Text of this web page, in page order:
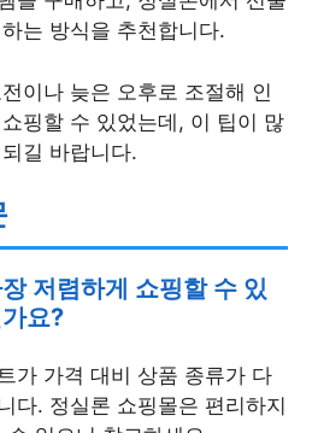
는 방식을 추천합니다.
핑할 수 있었는데, 이 팁이 많
길 바랍니다.
저렴하게 쇼핑할 수 있
요?
다. 정실론 쇼핑몰은 편리하지
수 있으니 참고하세요.